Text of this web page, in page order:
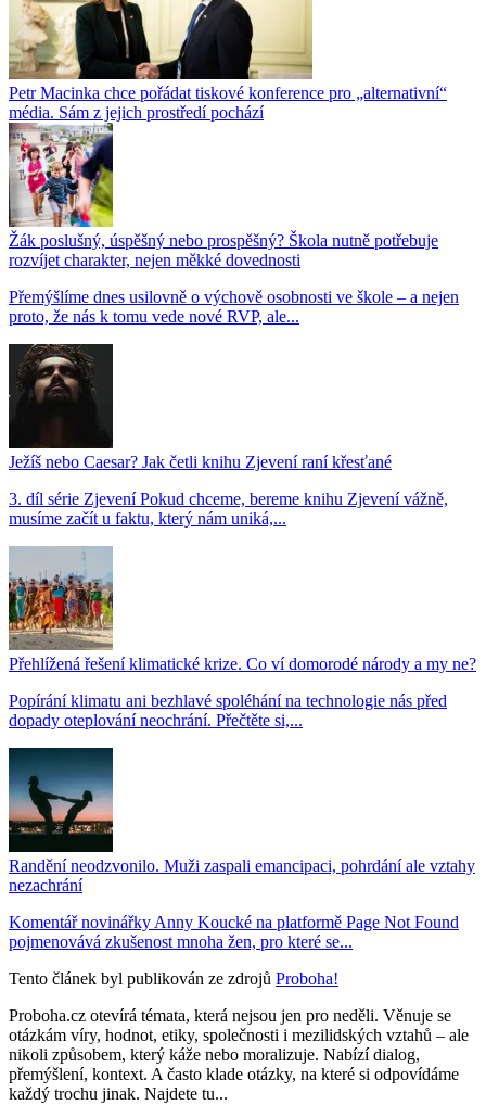
Petr Macinka chce pořádat tiskové konference pro „alternativní“
média. Sám z jejich prostředí pochází
Žák poslušný, úspěšný nebo prospěšný? Škola nutně potřebuje
rozvíjet charakter, nejen měkké dovednosti
Přemýšlíme dnes usilovně o výchově osobnosti ve škole – a nejen
proto, že nás k tomu vede nové RVP, ale...
Ježíš nebo Caesar? Jak četli knihu Zjevení raní křesťané
3. díl série Zjevení Pokud chceme, bereme knihu Zjevení vážně,
musíme začít u faktu, který nám uniká,...
Přehlížená řešení klimatické krize. Co ví domorodé národy a my ne?
Popírání klimatu ani bezhlavé spoléhání na technologie nás před
dopady oteplování neochrání. Přečtěte si,...
Randění neodzvonilo. Muži zaspali emancipaci, pohrdání ale vztahy
nezachrání
Komentář novinářky Anny Koucké na platformě Page Not Found
pojmenovává zkušenost mnoha žen, pro které se...
Tento článek byl publikován ze zdrojů Proboha!
Proboha.cz otevírá témata, která nejsou jen pro neděli. Věnuje se
otázkám víry, hodnot, etiky, společnosti i mezilidských vztahů – ale
nikoli způsobem, který káže nebo moralizuje. Nabízí dialog,
přemýšlení, kontext. A často klade otázky, na které si odpovídáme
každý trochu jinak. Najdete tu...